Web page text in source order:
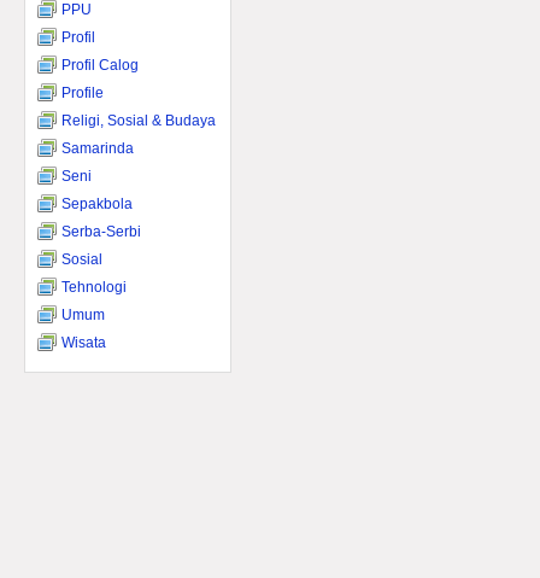
PPU
Profil
Profil Calog
Profile
Religi, Sosial & Budaya
Samarinda
Seni
Sepakbola
Serba-Serbi
Sosial
Tehnologi
Umum
Wisata